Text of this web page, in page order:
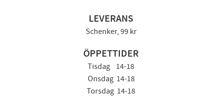
LEVERANS
Schenker, 99 kr
ÖPPETTIDER
Tisdag 14-18
Onsdag 14-18
Torsdag 14-18